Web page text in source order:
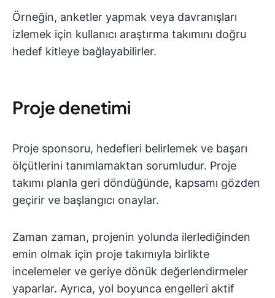
Örneğin, anketler yapmak veya davranışları
izlemek için kullanıcı araştırma takımını doğru
hedef kitleye bağlayabilirler.
Proje denetimi
Proje sponsoru, hedefleri belirlemek ve başarı
ölçütlerini tanımlamaktan sorumludur. Proje
takımı planla geri döndüğünde, kapsamı gözden
geçirir ve başlangıcı onaylar.
Zaman zaman, projenin yolunda ilerlediğinden
emin olmak için proje takımıyla birlikte
incelemeler ve geriye dönük değerlendirmeler
yaparlar. Ayrıca, yol boyunca engelleri aktif